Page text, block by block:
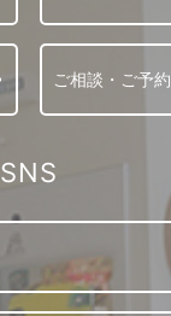
ご相談・ご予約
SNS